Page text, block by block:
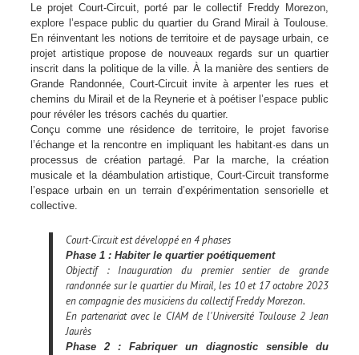
Le projet Court-Circuit, porté par le collectif Freddy Morezon,
explore l’espace public du quartier du Grand Mirail à Toulouse.
En réinventant les notions de territoire et de paysage urbain, ce
projet artistique propose de nouveaux regards sur un quartier
inscrit dans la politique de la ville. À la manière des sentiers de
Grande Randonnée, Court-Circuit invite à arpenter les rues et
chemins du Mirail et de la Reynerie et à poétiser l’espace public
pour révéler les trésors cachés du quartier.
Conçu comme une résidence de territoire, le projet favorise
l’échange et la rencontre en impliquant les habitant·es dans un
processus de création partagé. Par la marche, la création
musicale et la déambulation artistique, Court-Circuit transforme
l’espace urbain en un terrain d’expérimentation sensorielle et
collective.
Court-Circuit est développé en 4 phases
Phase 1 : Habiter le quartier poétiquement
Objectif : Inauguration du premier sentier de grande
randonnée sur le quartier du Mirail, les 10 et 17 octobre 2023
en compagnie des musiciens du collectif Freddy Morezon.
En partenariat avec le CIAM de l'Université Toulouse 2 Jean
Jaurès
Phase 2 : Fabriquer un diagnostic sensible du